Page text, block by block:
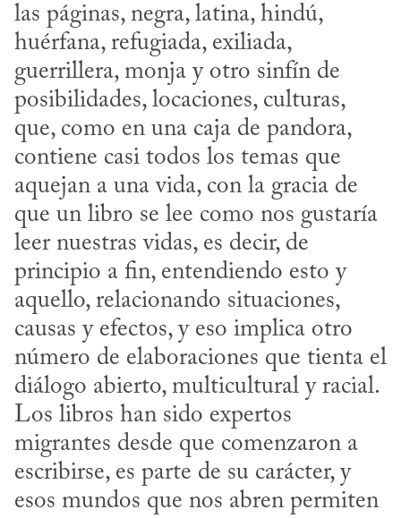
las páginas, negra, latina, hindú,
huérfana, refugiada, exiliada,
guerrillera, monja y otro sinfín de
posibilidades, locaciones, culturas,
que, como en una caja de pandora,
contiene casi todos los temas que
aquejan a una vida, con la gracia de
que un libro se lee como nos gustaría
leer nuestras vidas, es decir, de
principio a fin, entendiendo esto y
aquello, relacionando situaciones,
causas y efectos, y eso implica otro
número de elaboraciones que tienta el
diálogo abierto, multicultural y racial.
Los libros han sido expertos
migrantes desde que comenzaron a
escribirse, es parte de su carácter, y
esos mundos que nos abren permiten